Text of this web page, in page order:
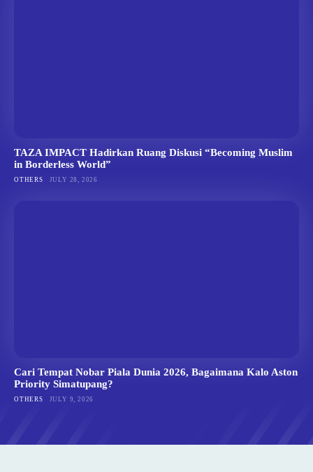
TAZA IMPACT Hadirkan Ruang Diskusi “Becoming Muslim
in Borderless World”
OTHERS JULY 28, 2026
Cari Tempat Nobar Piala Dunia 2026, Bagaimana Kalo Aston
Priority Simatupang?
OTHERS JULY 9, 2026